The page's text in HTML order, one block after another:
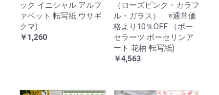
ック イニシャル アルフ
ァベット 転写紙 ウサギ
クマ)
￥1,260
（ローズピンク・カラフ
ル・ガラス） ※通常価
格より10％OFF （ポー
セラーツ ポーセリンア
ート 花柄 転写紙)
￥4,563